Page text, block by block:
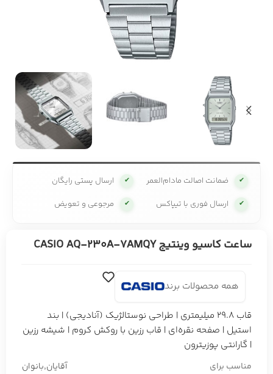
✔ ضمانت اصالت مادام‌العمر ✔ ارسال پستی رایگان
✔ ارسال فوری با تیپاکس ✔ مرجوعی و تعویض
ساعت کاسیو وینتیج CASIO AQ-230A-7AMQY
همه محصولات برند
قاب 29.8 میلیمتری | طراحی نوستالژیک (آنادیجی) | بند
استیل | صفحه نقره‌ای | قاب رزین با روکش کروم | شیشه رزین
| گارانتی پوزیترون
مناسب برای آقایان,بانوان